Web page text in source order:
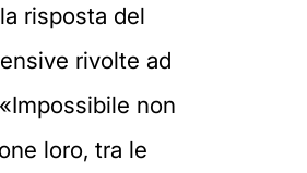
risposta del
rivolte ad
non
loro, tra le